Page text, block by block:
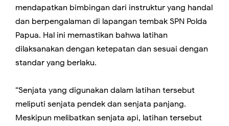
mendapatkan bimbingan dari instruktur yang handal
dan berpengalaman di lapangan tembak SPN Polda
Papua. Hal ini memastikan bahwa latihan
dilaksanakan dengan ketepatan dan sesuai dengan
standar yang berlaku.
“Senjata yang digunakan dalam latihan tersebut
meliputi senjata pendek dan senjata panjang.
Meskipun melibatkan senjata api, latihan tersebut